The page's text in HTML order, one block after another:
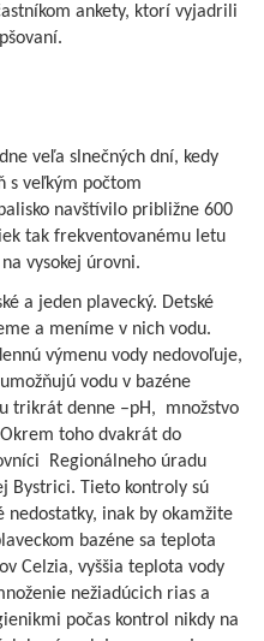
ankety, ktorí vyjadrili
veľa slnečných dní, kedy
s veľkým počtom
navštívilo približne 600
tak frekventovanému letu
vysokej úrovni.
a jeden plavecký. Detské
a meníme v nich vodu.
výmenu vody nedovoľuje,
vodu v bazéne
trikrát denne –pH, množstvo
toho dvakrát do
Regionálneho úradu
Bystrici. Tieto kontroly sú
nedostatky, inak by okamžite
bazéne sa teplota
Celzia, vyššia teplota vody
nežiadúcich rias a
počas kontrol nikdy na